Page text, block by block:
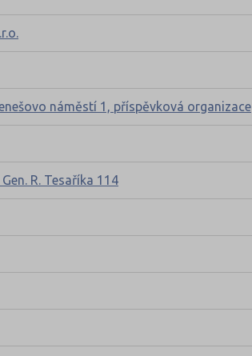
náměstí 1, příspěvková organizace
R. Tesaříka 114